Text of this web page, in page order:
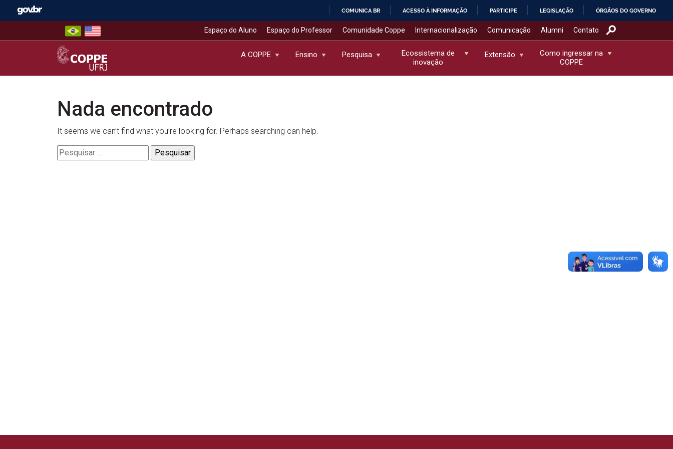
COMUNICA BR ACESSO À INFORMAÇÃO PARTICIPE LEGISLAÇÃO ÓRGÃOS DO GOVERNO
Espaço do Aluno Espaço do Professor Comunidade Coppe Internacionalização Comunicação Alumni Contato
COPPE – UFRJ
A COPPE Ensino Pesquisa
Ecossistema de
inovação
Extensão
Como ingressar na
COPPE
Nada encontrado
It seems we can’t find what you’re looking for. Perhaps searching can help.
Pesquisar
por: